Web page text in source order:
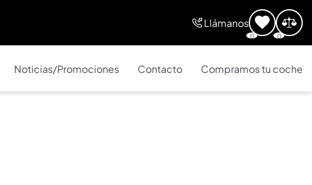
Llámanos
0 0
Noticias/Promociones Contacto Compramos tu coche